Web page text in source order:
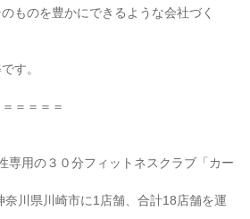
ものを豊かにできるような会社づく
す。
＝＝＝＝
専用の３０分フィットネスクラブ「カー
奈川県川崎市に1店舗、合計18店舗を運